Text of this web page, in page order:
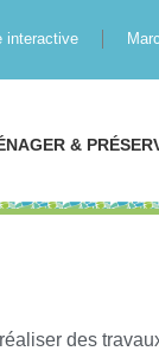
interactive
&
des